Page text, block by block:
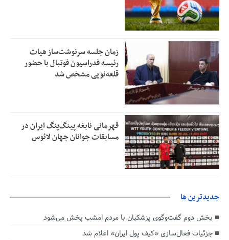
زمان جلسه سرنوشت‌ساز هیات
رئیسه فدراسیون فوتبال با حضور
قلعه‌نویی مشخص شد
قهرمانی نابغه پینگ‌پنگ ایران در
مسابقات جوانان جهان لائوس
جديدترين ها
بخش دوم گفت‌وگوی پزشکیان با مردم امشب پخش می‌شود
جزئیات فعال‌سازی «کیف پول ایران» اعلام شد